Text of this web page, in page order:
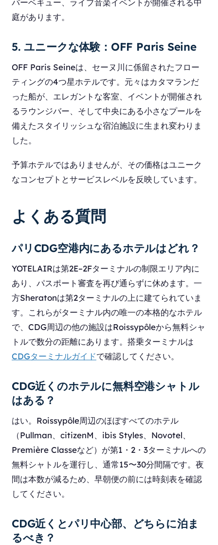
バーベキュー、ライブ音楽イベントが開催される中
庭があります。
5. ユニークな体験：OFF Paris Seine
OFF Paris Seineは、セーヌ川に係留されたフロー
ティングの4つ星ホテルです。元々はカタマランだ
った船が、エレガントな客室、イベントが開催され
るラウンジバー、そして中央にある小さなプールを
備えたスタイリッシュな宿泊施設に生まれ変わりま
した。
予算ホテルではありませんが、その価格はユニーク
なコンセプトとサービスレベルを反映しています。
よくある質問
パリCDG空港内にあるホテルはどれ？
YOTELAIRは第2E–2Fターミナルの制限エリア内に
あり、パスポート審査を再び通らずに休めます。一
方Sheratonは第2ターミナルの上に建てられていま
す。これらがターミナル内の唯一の本格的なホテル
で、CDG周辺の他の施設はRoissypôleから無料シャ
トルで数分の距離にあります。搭乗ターミナルは
CDGターミナルガイドで確認してください。
CDG近くのホテルに無料空港シャトル
はある？
はい。Roissypôle周辺のほぼすべてのホテル
（Pullman、citizenM、ibis Styles、Novotel、
Première Classeなど）が第1・2・3ターミナルへの
無料シャトルを運行し、通常15〜30分間隔です。夜
間は本数が減るため、早朝便の前には時刻表を確認
してください。
CDG近くとパリ中心部、どちらに泊ま
るべき？